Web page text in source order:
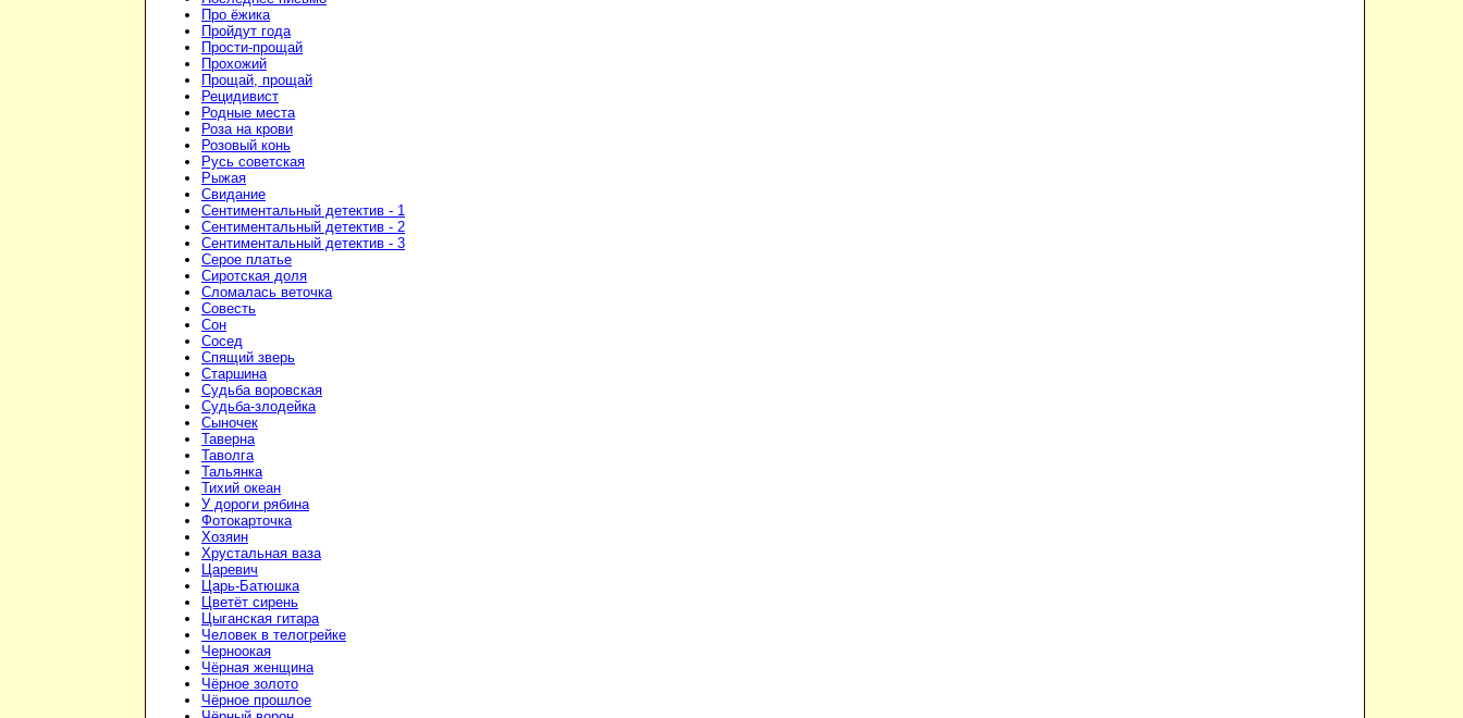
Про ёжика
Пройдут года
Прости-прощай
Прохожий
Прощай, прощай
Рецидивист
Родные места
Роза на крови
Розовый конь
Русь советская
Рыжая
Свидание
Сентиментальный детектив - 1
Сентиментальный детектив - 2
Сентиментальный детектив - 3
Серое платье
Сиротская доля
Сломалась веточка
Совесть
Сон
Сосед
Спящий зверь
Старшина
Судьба воровская
Судьба-злодейка
Сыночек
Таверна
Таволга
Тальянка
Тихий океан
У дороги рябина
Фотокарточка
Хозяин
Хрустальная ваза
Царевич
Царь-Батюшка
Цветёт сирень
Цыганская гитара
Человек в телогрейке
Черноокая
Чёрная женщина
Чёрное золото
Чёрное прошлое